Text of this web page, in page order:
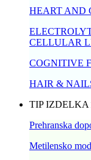
HEART AND
CELLULAR
COGNITIVE
HAIR &
TIP IZDELKA
Prehranska
Metilensko